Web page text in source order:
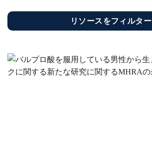
リソースをフィルター